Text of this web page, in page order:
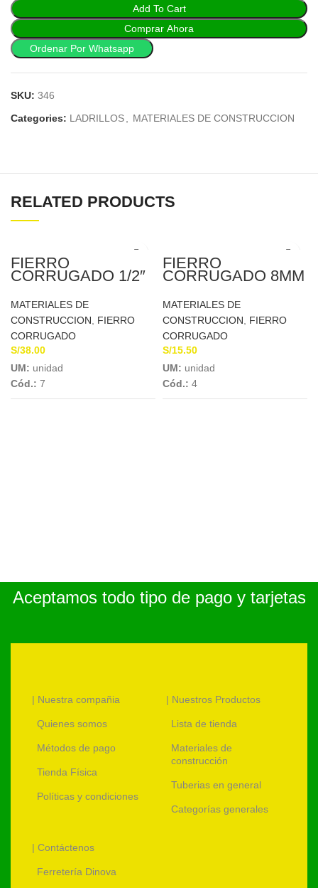
Add To Cart
Comprar Ahora
Ordenar Por Whatsapp
SKU: 346
Categories: LADRILLOS MATERIALES DE CONSTRUCCION
RELATED PRODUCTS
FIERRO
CORRUGADO 1/2″
SIDERPERU
MATERIALES DE
CONSTRUCCION
FIERRO
CORRUGADO
S/38.00
UM: unidad
Cód.: 7
FIERRO
CORRUGADO 8MM
SIDERPERU
MATERIALES DE
CONSTRUCCION
FIERRO
CORRUGADO
S/15.50
UM: unidad
Cód.: 4
Aceptamos todo tipo de pago y tarjetas
| Nuestra compañia
Quienes somos
Métodos de pago
Tienda Física
Políticas y condiciones
| Nuestros Productos
Lista de tienda
Materiales de
construcción
Tuberias en general
Categorías generales
| Contáctenos
Ferretería Dinova